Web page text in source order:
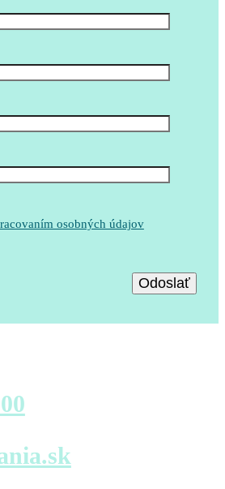
osobných údajov